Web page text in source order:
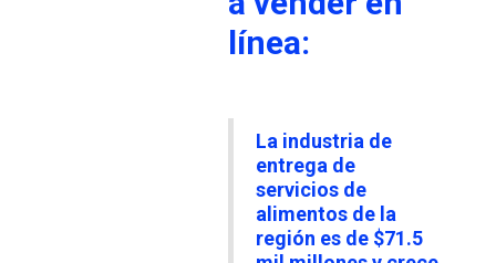
línea:
La industria de
entrega de
servicios de
alimentos de la
región es de $71.5